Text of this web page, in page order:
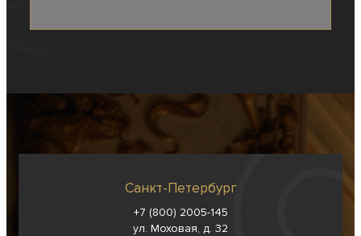
Санкт-Петербург
+7 (800) 2005-145
ул. Моховая, д. 32